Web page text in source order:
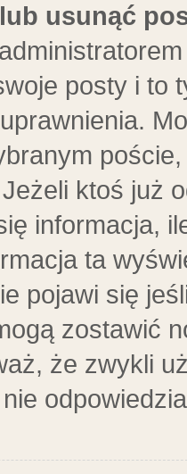
usunąć
posty i to
ktoś już
informacja,
ta
pojawi się
zostawić
że zwykli